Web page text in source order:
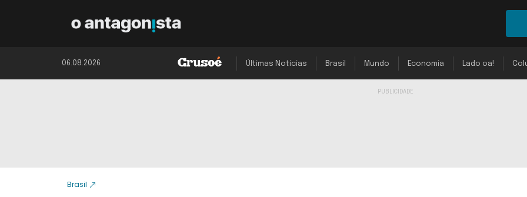
06.08.2026 Últimas Notícias Brasil Mundo Economia Lado oa!
Brasil